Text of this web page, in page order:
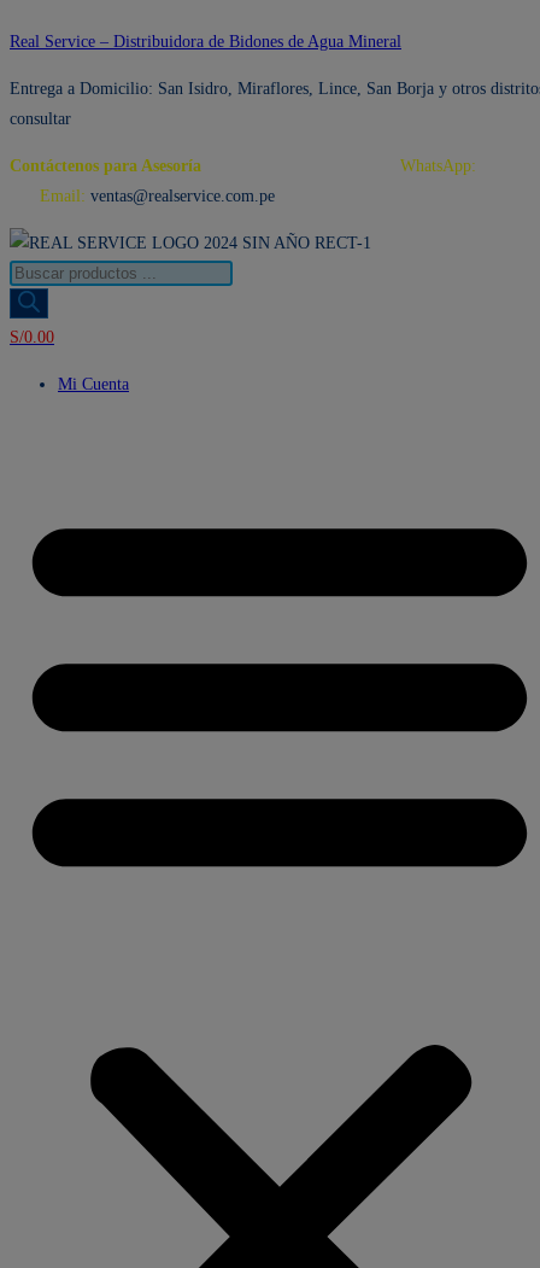
Ir
contenido
Real Service – Distribuidora de Bidones de Agua Mineral
Entrega a Domicilio: San Isidro, Miraflores, Lince, San Borja y otros
consultar
Contáctenos para Asesoría WhatsApp:
Email: ventas@realservice.com.pe
Búsqueda
de
productos
S/0.00
Mi Cuenta